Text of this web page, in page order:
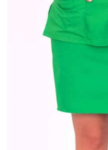
Halate medicale P2 cu fluturas
Halate medicale cu nasturi
Halate medicale cu fermoar
Halate medicale polar - unisex
Halate medicale albe
Fuste, Sarafane